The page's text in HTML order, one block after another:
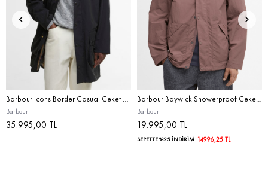
Barbour Icons Border Casual Ceket NY91 Dk. Navy
Barbour
35.995,00 TL
Barbour Baywick Showerproof Ceket BR31 Peppercorn
Barbour
19.995,00 TL
SEPETTE %25 İNDİRİM 14996,25 TL